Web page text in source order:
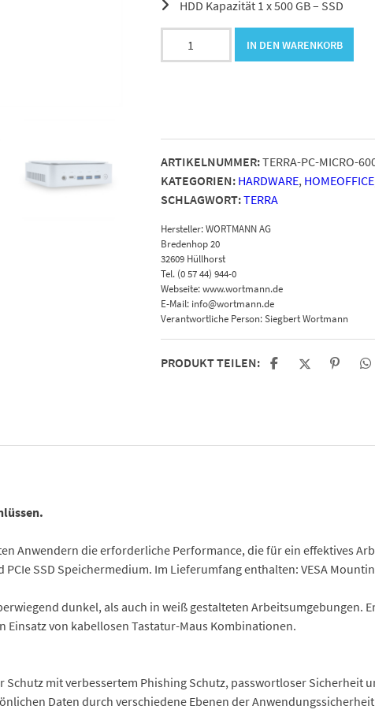
HDD Kapazität 1 x 500 GB – SSD
IN DEN WARENKORB
ARTIKELNUMMER:TERRA-PC-MICRO-
KATEGORIEN: HARDWARE, HOMEOFFICE
SCHLAGWORT:TERRA
Hersteller:WORTMANN AG
Bredenhop 20
32609 Hüllhorst
Tel. (0 57 44) 944-0
Webseite: www.wortmann.de
E-Mail: info@wortmann.de
Verantwortliche Person:Siegbert Wortmann
PRODUKT TEILEN:
Anwendern die erforderliche Performance, die für ein effektives
SSD Speichermedium. Im Lieferumfang enthalten: VESA
dunkel, als auch in weiß gestalteten Arbeitsumgebungen.
von kabellosen Tastatur-Maus Kombinationen.
mit verbessertem Phishing Schutz, passwortloser Sicherheit
Daten durch verschiedene Ebenen der